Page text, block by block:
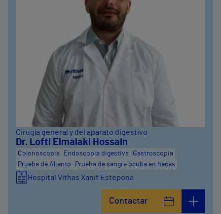
Cirugía general y del aparato digestivo
Dr. Lofti Elmalaki Hossain
Colonoscopia Endoscopia digestiva
Gastroscopia
Prueba de Aliento
Prueba de sangre oculta en heces
Hospital Vithas Xanit Estepona
Contactar